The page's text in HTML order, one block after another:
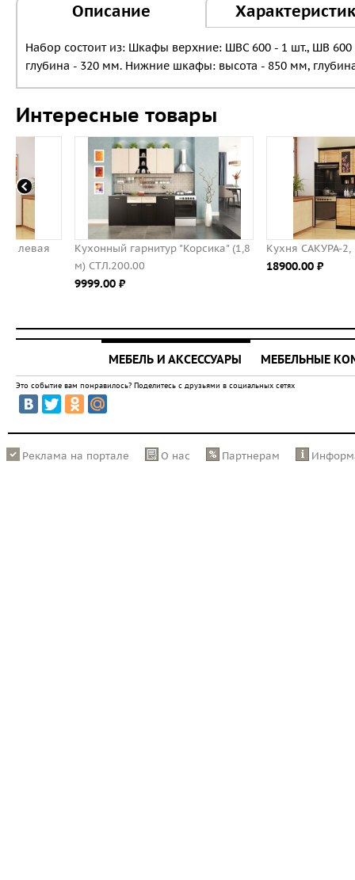
Описание
Набор состоит из: Шкафы верхние: ШВС 600 - 1 шт., ШВ
глубина - 320 мм. Нижние шкафы: высота - 850 мм,
Интересные товары
Кухонный гарнитур "Корсика" (1,8
м) СТЛ.200.00
Кухня САКУРА-2, правая -
18900.00 ⃏
МЕБЕЛЬ И АКСЕССУАРЫ МЕБЕЛЬНЫЕ
Это событие вам понравилось? Поделитесь с друзьями в социальных сетях
Реклама на портале О нас Партнерам